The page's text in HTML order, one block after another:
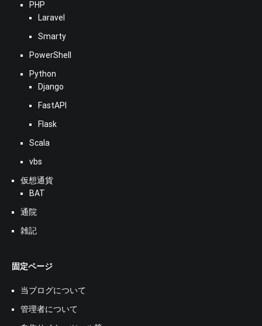
PHP
Laravel
Smarty
PowerShell
Python
Django
FastAPI
Flask
Scala
vbs
仮想通貨
BAT
通院
雑記
固定ページ
当ブログについて
管理者について